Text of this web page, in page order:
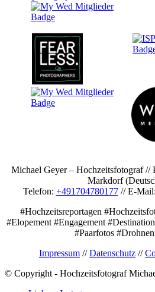
Michael Geyer – Hochzeitsfotograf //
Markdorf
Telefon: +491704780177// E-Mail:
#Hochzeitsreportagen
#Elopement #Engagement
#Paarfotos
Impressum //Datenschutz //
© Copyright - Hochzeitsfotograf